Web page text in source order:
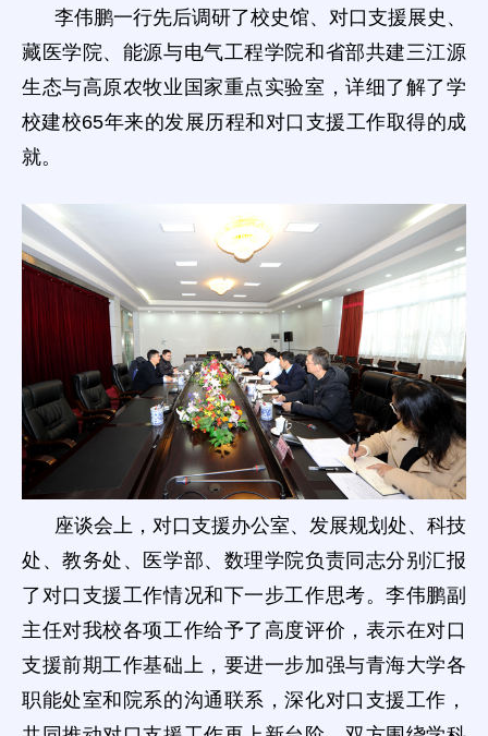
李伟鹏一行先后调研了校史馆、对口支援展史、
藏医学院、能源与电气工程学院和省部共建三江源
生态与高原农牧业国家重点实验室，详细了解了学
校建校65年来的发展历程和对口支援工作取得的成
就。
座谈会上，对口支援办公室、发展规划处、科技
处、教务处、医学部、数理学院负责同志分别汇报
了对口支援工作情况和下一步工作思考。李伟鹏副
主任对我校各项工作给予了高度评价，表示在对口
支援前期工作基础上，要进一步加强与青海大学各
职能处室和院系的沟通联系，深化对口支援工作，